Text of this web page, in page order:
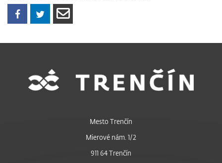
Mesto Trenčín
Mierové nám. 1/2
911 64 Trenčín